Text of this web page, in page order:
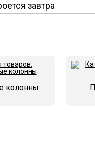
завтра
колонны